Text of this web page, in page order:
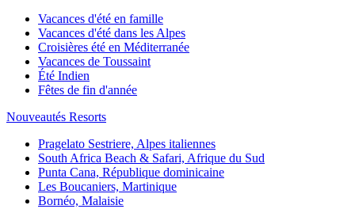
Vacances d'été en famille
Vacances d'été dans les Alpes
Croisières été en Méditerranée
Vacances de Toussaint
Été Indien
Fêtes de fin d'année
Nouveautés Resorts
Pragelato Sestriere, Alpes italiennes
South Africa Beach & Safari, Afrique du Sud
Punta Cana, République dominicaine
Les Boucaniers, Martinique
Bornéo, Malaisie